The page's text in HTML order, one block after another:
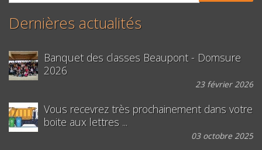
Dernières actualités
Banquet des classes Beaupont - Domsure
2026
23 février 2026
Vous recevrez très prochainement dans votre
boite aux lettres ...
03 octobre 2025